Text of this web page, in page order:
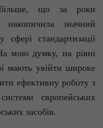
що за роки
накопичила значний
сфері стандартизації
мою думку, на рівні
мають увійти широке
ефективну роботу з
європейських
засобів.